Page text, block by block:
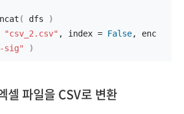
( dfs
)
"csv_2.csv" , index = False, enc
sig" )
셀 파일을 CSV로 변환